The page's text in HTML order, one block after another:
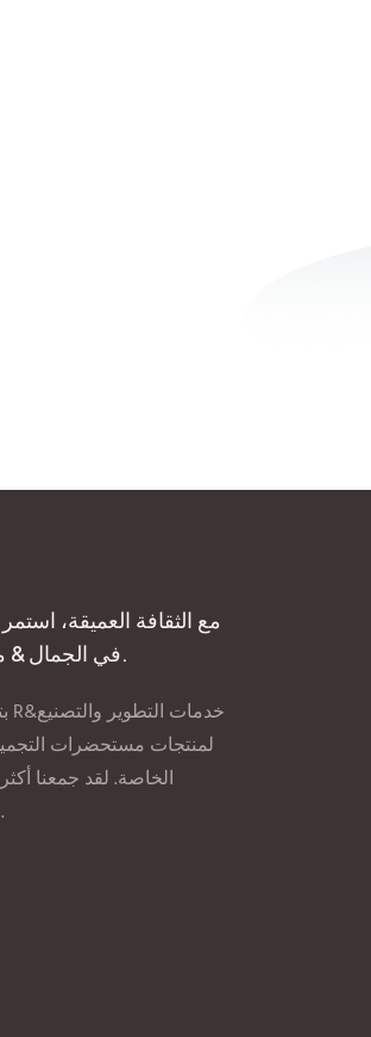
مع الثقافة العميقة،
في الجمال & مجال العناية الشخصية.
لمنتجات مستحضرات
المخصصة وآلاف العطور.